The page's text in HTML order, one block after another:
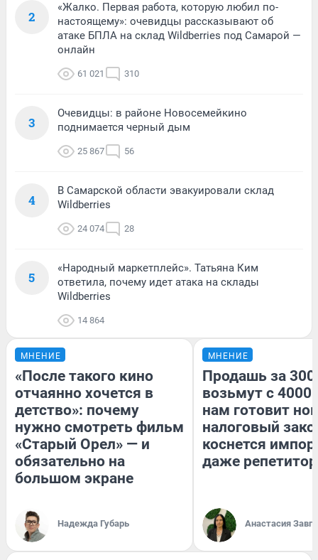
2
«Жалко. Первая работа, которую любил по-
настоящему»: очевидцы рассказывают об
атаке БПЛА на склад Wildberries под Самарой —
онлайн
61 021 310
3
Очевидцы: в районе Новосемейкино
поднимается черный дым
25 867 56
4
В Самарской области эвакуировали склад
Wildberries
24 074 28
5
«Народный маркетплейс». Татьяна Ким
ответила, почему идет атака на склады
Wildberries
14 864
МНЕНИЕ
«После такого кино
отчаянно хочется в
детство»: почему
нужно смотреть фильм
«Старый Орел» — и
обязательно на
большом экране
Надежда Губарь
МНЕНИЕ
Продашь за
возьмут с
нам готовит
налоговый
коснется
даже
Анастасия